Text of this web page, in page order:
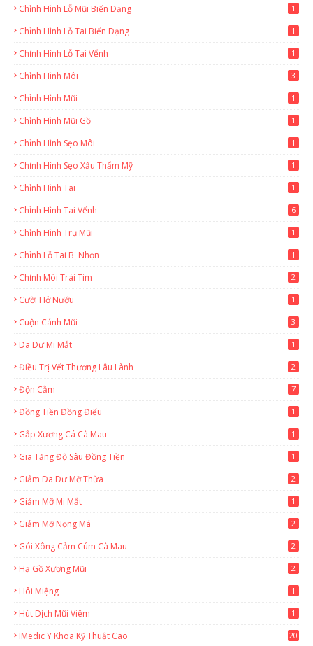
Chỉnh Hình Lỗ Mũi Biến Dạng 1
Chỉnh Hình Lỗ Tai Biến Dạng 1
Chỉnh Hình Lỗ Tai Vểnh 1
Chỉnh Hình Môi 3
Chỉnh Hình Mũi 1
Chỉnh Hình Mũi Gồ 1
Chỉnh Hình Sẹo Môi 1
Chỉnh Hình Sẹo Xấu Thẩm Mỹ 1
Chỉnh Hình Tai 1
Chỉnh Hình Tai Vểnh 6
Chỉnh Hình Trụ Mũi 1
Chỉnh Lỗ Tai Bị Nhọn 1
Chỉnh Môi Trái Tim 2
Cười Hở Nướu 1
Cuộn Cánh Mũi 3
Da Dư Mi Mắt 1
Điều Trị Vết Thương Lâu Lành 2
Độn Cằm 7
Đồng Tiền Đồng Điếu 1
Gắp Xương Cá Cà Mau 1
Gia Tăng Độ Sâu Đồng Tiền 1
Giảm Da Dư Mỡ Thừa 2
Giảm Mỡ Mi Mắt 1
Giảm Mỡ Nọng Má 2
Gói Xông Cảm Cúm Cà Mau 2
Hạ Gồ Xương Mũi 2
Hôi Miệng 1
Hút Dịch Mũi Viêm 1
IMedic Y Khoa Kỹ Thuật Cao
20